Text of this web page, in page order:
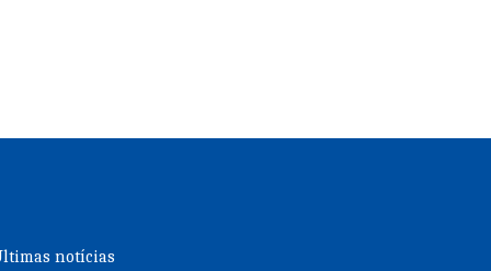
notícias